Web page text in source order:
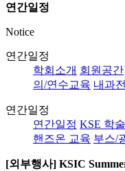
연간일정
Notice
연간일정
학회소개 회원공간
의/연수교육 내과
연간일정
연간일정 KSE 학
핸즈온 교육 부스/
[외부행사] KSIC